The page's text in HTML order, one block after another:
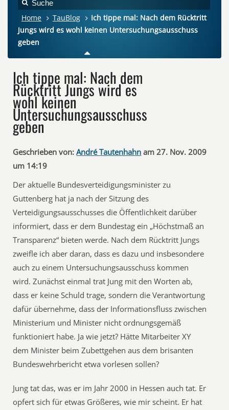
Home TauBlog
Ich tippe mal: Nach dem Rücktritt
Jungs wird es wohl keinen Untersuchungsausschuss
geben
Ich tippe mal: Nach dem
Rücktritt Jungs wird es
wohl keinen
Untersuchungsausschuss
geben
Geschrieben von: André Tautenhahn am 27. Nov. 2009
um 14:19
Der aktuelle Bundesverteidigungsminister zu
Guttenberg hat ja nach der Sitzung des
Verteidigungsausschusses die Öffentlichkeit darüber
informiert, dass er dem Bundestag ein „Höchstmaß an
Transparenz“ bieten werde. Nach dem Rücktritt Jungs
zweifle ich aber daran, dass es dazu und insbesondere
auch zu einem Untersuchungsausschuss kommen
wird. Zunächst einmal trat Jung mit den Worten ab,
dass er keine Schuld trage, sondern die Verantwortung
dafür übernehme, dass der Informationsfluss zwischen
Ministerium und Minister nicht ordnungsgemäß
funktioniert habe. Ja wie jetzt? Hätte Mitarbeiter XY
dem Minister beim Zubettgehen aus dem brisanten
Bundeswehrbericht etwa vorlesen sollen?
Jung tat das, was er im Jahr 2000 in Hessen auch tat. Er
opfert sich für etwas Größeres, wie mir scheint. Er hat